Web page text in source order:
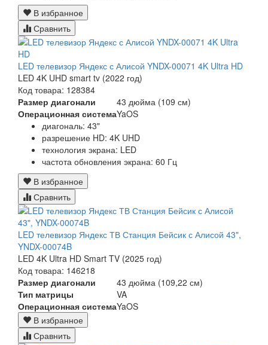
В избранное
Сравнить
LED телевизор Яндекс с Алисой YNDX-00071 4K Ultra HD
LED 4K UHD smart tv (2022 год)
Код товара: 128384
Размер диагонали
43 дюйма (109 см)
Операционная системаYaOS
диагональ: 43"
разрешение HD: 4K UHD
технология экрана: LED
частота обновления экрана: 60 Гц
В избранное
Сравнить
LED телевизор Яндекс ТВ Станция Бейсик с Алисой 43",
YNDX-00074B
LED 4K Ultra HD Smart TV (2025 год)
Код товара: 146218
Размер диагонали
43 дюйма (109,22 см)
Тип матрицы
VA
Операционная системаYaOS
В избранное
Сравнить